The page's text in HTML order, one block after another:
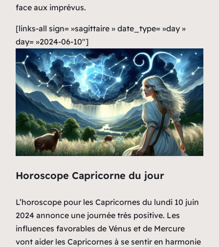
face aux imprévus.
[links-all sign= »sagittaire » date_type= »day »
day= »2024-06-10″]
Horoscope Capricorne du jour
L’horoscope pour les Capricornes du lundi 10 juin
2024 annonce une journée très positive. Les
influences favorables de Vénus et de Mercure
vont aider les Capricornes à se sentir en harmonie